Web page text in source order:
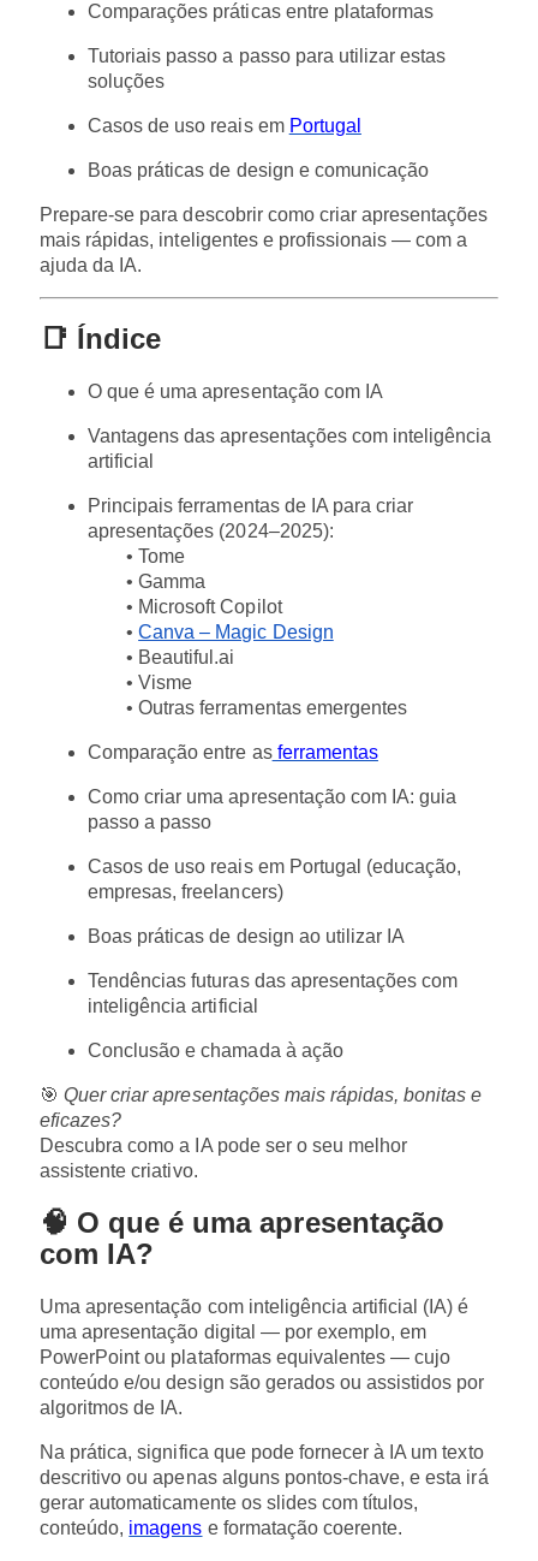
Comparações práticas entre plataformas
Tutoriais passo a passo para utilizar estas
soluções
Casos de uso reais em Portugal
Boas práticas de design e comunicação
Prepare-se para descobrir como criar apresentações
mais rápidas, inteligentes e profissionais — com a
ajuda da IA.
📑 Índice
O que é uma apresentação com IA
Vantagens das apresentações com inteligência
artificial
Principais ferramentas de IA para criar
apresentações (2024–2025):
• Tome
• Gamma
• Microsoft Copilot
•Canva – Magic Design
• Beautiful.ai
• Visme
• Outras ferramentas emergentes
Comparação entre asferramentas
Como criar uma apresentação com IA: guia
passo a passo
Casos de uso reais em Portugal (educação,
empresas, freelancers)
Boas práticas de design ao utilizar IA
Tendências futuras das apresentações com
inteligência artificial
Conclusão e chamada à ação
🎯Quer criar apresentações mais rápidas, bonitas e
eficazes?
Descubra como a IA pode ser o seu melhor
assistente criativo.
🧠 O que é uma apresentação
com IA?
Uma apresentação com inteligência artificial (IA) é
uma apresentação digital — por exemplo, em
PowerPoint ou plataformas equivalentes — cujo
conteúdo e/ou design são gerados ou assistidos por
algoritmos de IA.
Na prática, significa que pode fornecer à IA um texto
descritivo ou apenas alguns pontos-chave, e esta irá
gerar automaticamente os slides com títulos,
conteúdo, imagens e formatação coerente.